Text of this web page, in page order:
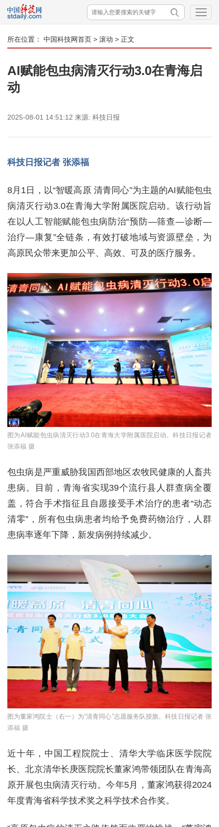
所在位置： 中国科技网首页 > 滚动 > 正文
AI赋能包虫病清灭行动3.0在青海启
动
2025-08-01 14:51:12 来源: 科技日报
科技日报记者 张添福
8月1日，以“智暖高原 清青同心”为主题的AI赋能包虫
病清灭行动3.0在青海大学附属医院启动。该行动旨
在以人工智能赋能包虫病防治“预防—筛查—诊断—
治疗—康复”全链条，有效打破地域与资源壁垒，为
高原民众带来更加公平、高效、可及的医疗服务。
图为AI赋能包虫病清灭行动3.0在青海大学附属医院启动。科技日报记者
张添福 摄
包虫病是严重威胁我国西部地区农牧民健康的人畜共
患病。目前，青海省实现39个流行县人群查病全覆
盖，符合手术指征且自愿接受手术治疗的患者“动态
清零”，所有包虫病患者均给予免费药物治疗，人群
患病率逐年下降，新发病例持续减少。
图为董家鸿院士（右一）为“清青同心”志愿服务队授旗。科技日报记者 张
添福 摄
近十年，中国工程院院士、清华大学临床医学院院
长、北京清华长庚医院院长董家鸿带领团队在青海高
原开展包虫病清灭行动。今年5月，董家鸿获得2024
年度青海省科学技术奖之科学技术合作奖。